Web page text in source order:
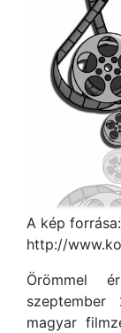
A kép forrása:
http://
Örömmel
magyar